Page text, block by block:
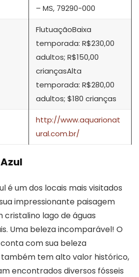
– MS, 79290-000
FlutuaçãoBaixa
temporada: R$230,00
adultos; R$150,00
criançasAlta
temporada: R$280,00
adultos; $180 crianças
http://www.aquarionat
ural.com.br/
é um dos locais mais visitados
impressionante paisagem
cristalino lago de águas
Uma beleza incomparável! O
com sua beleza
tem alto valor histórico,
encontrados diversos fósseis